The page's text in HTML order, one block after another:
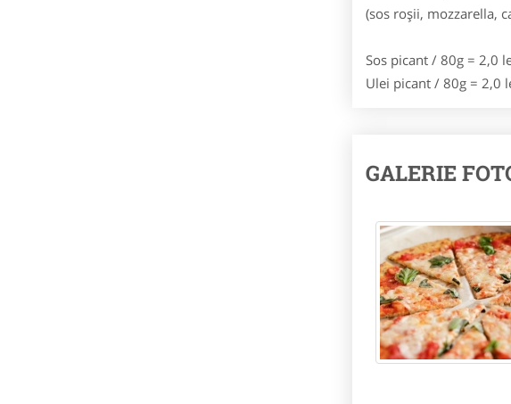
(sos roşii, mozzarella,
Sos picant / 80g = 2,0
Ulei picant / 80g = 2,0
GALERIE